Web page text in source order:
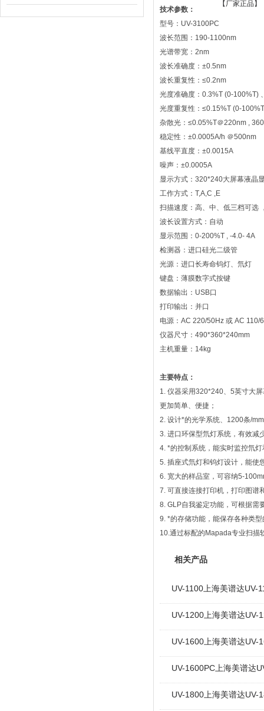
屏
技术参数：
型号：UV-3100PC
波长范围：190-1100nm
光谱带宽：2nm
波长准确度：±0.5nm
波长重复性：≤0.2nm
光度准确度：0.3%T (0-100%T)
光度重复性：≤0.15%T (0-
杂散光：≤0.05%T＠220nm ,
稳定性：±0.0005A/h ＠500nm
基线平直度：±0.0015A
噪声：±0.0005A
显示方式：320*240大屏幕液晶
工作方式：T,A,C ,E
扫描速度：高、中、低三档可选
波长设置方式：自动
显示范围：0-200%T , -4.0- 4A
检测器：进口硅光二级管
光源：进口长寿命钨灯、氘灯
键盘：薄膜数字式按键
数据输出：USB口
打印输出：并口
电源：AC 220/50Hz 或 AC 110/
仪器尺寸：490*360*240mm
主机重量：14kg
主要特点：
1. 仪器采用320*240、5英寸大
更加简单、便捷；
2. 设计*的光学系统、1200条/
3. 进口环保型氘灯系统，有效减
4. *的控制系统，能实时监控氘
5. 插座式氘灯和钨灯设计，能使
6. 宽大的样品室，可容纳5-
7. 可直接连接打印机，打印图谱
8. GLP自我鉴定功能，可根据需
9. *的存储功能，能保存各种类
10.通过标配的Mapada专业扫描
相关产品
UV-1100上海美谱达UV-
UV-1200上海美谱达UV-
UV-1600上海美谱达UV-
UV-1600PC上海美谱达
UV-1800上海美谱达UV-